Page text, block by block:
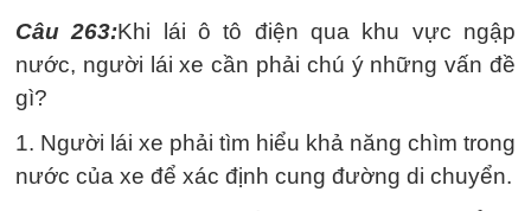
Câu 263:Khi lái ô tô điện qua khu vực ngập
nước, người lái xe cần phải chú ý những vấn đề
gì?
1. Người lái xe phải tìm hiểu khả năng chìm trong
nước của xe để xác định cung đường di chuyển.